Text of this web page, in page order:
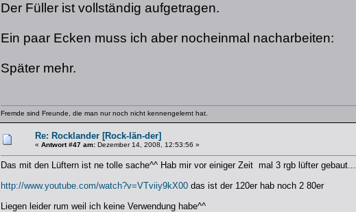
Der Füller ist vollständig aufgetragen.
Ein paar Ecken muss ich aber nocheinmal nacharbeiten:
Später mehr.
Fremde sind Freunde, die man nur noch nicht kennengelernt hat.
Re: Rocklander [Rock-län-der]
« Antwort #47 am:Dezember 14, 2008, 12:53:56 »
Das mit den Lüftern ist ne tolle sache^^ Hab mir vor einiger Zeit mal 3 rgb lüfter gebaut...
http://www.youtube.com/watch?v=VTviiy9kX00das ist der 120er hab noch 2 80er
Liegen leider rum weil ich keine Verwendung habe^^